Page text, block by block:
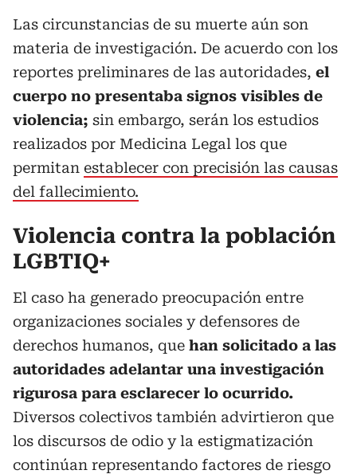
Las circunstancias de su muerte aún son
materia de investigación. De acuerdo con los
reportes preliminares de las autoridades, el
cuerpo no presentaba signos visibles de
violencia; sin embargo, serán los estudios
realizados por Medicina Legal los que
permitan establecer con precisión las causas
del fallecimiento.
Violencia contra la población
LGBTIQ+
El caso ha generado preocupación entre
organizaciones sociales y defensores de
derechos humanos, que han solicitado a las
autoridades adelantar una investigación
rigurosa para esclarecer lo ocurrido.
Diversos colectivos también advirtieron que
los discursos de odio y la estigmatización
continúan representando factores de riesgo